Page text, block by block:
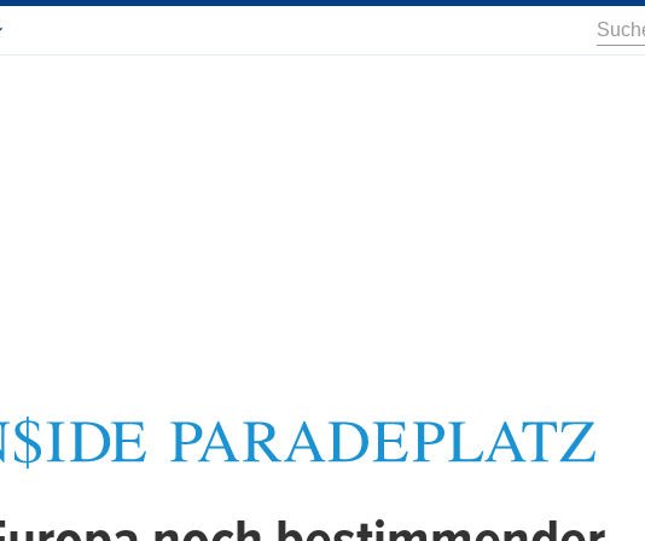
Suche
nach: